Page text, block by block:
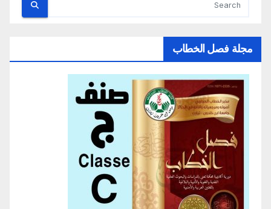
مجلة فصل الخطاب